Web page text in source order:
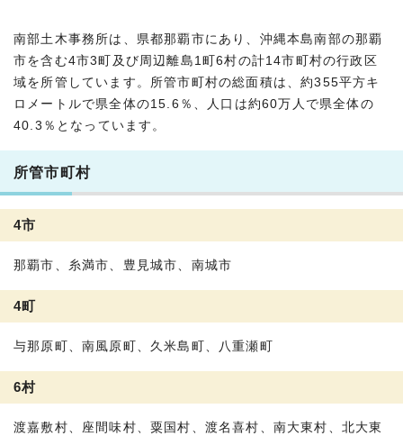
南部土木事務所は、県都那覇市にあり、沖縄本島南部の那覇
市を含む4市3町及び周辺離島1町6村の計14市町村の行政区
域を所管しています。所管市町村の総面積は、約355平方キ
ロメートルで県全体の15.6％、人口は約60万人で県全体の
40.3％となっています。
所管市町村
4市
那覇市、糸満市、豊見城市、南城市
4町
与那原町、南風原町、久米島町、八重瀬町
6村
渡嘉敷村、座間味村、粟国村、渡名喜村、南大東村、北大東